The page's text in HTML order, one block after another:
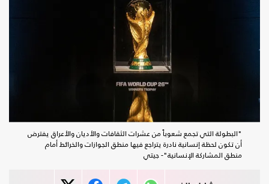
"البطولة التي تجمع شعوباً من عشرات الثقافات والأديان والأعراق يفترض
أن تكون لحظة إنسانية نادرة يتراجع فيها منطق الجوازات والخرائط أمام
منطق المشاركة الإنسانية"- جيتي